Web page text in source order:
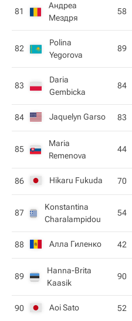
81
Андреа
Мездря
58
82
Polina
Yegorova
89
83
Daria
Gembicka
84
84 Jaquelyn Garso 83
85
Maria
Remenova
44
86 Hikaru Fukuda 70
87
Konstantina
Charalampidou
54
88 Алла Гиленко 42
89
Hanna-Brita
Kaasik
90
90 Aoi Sato 52